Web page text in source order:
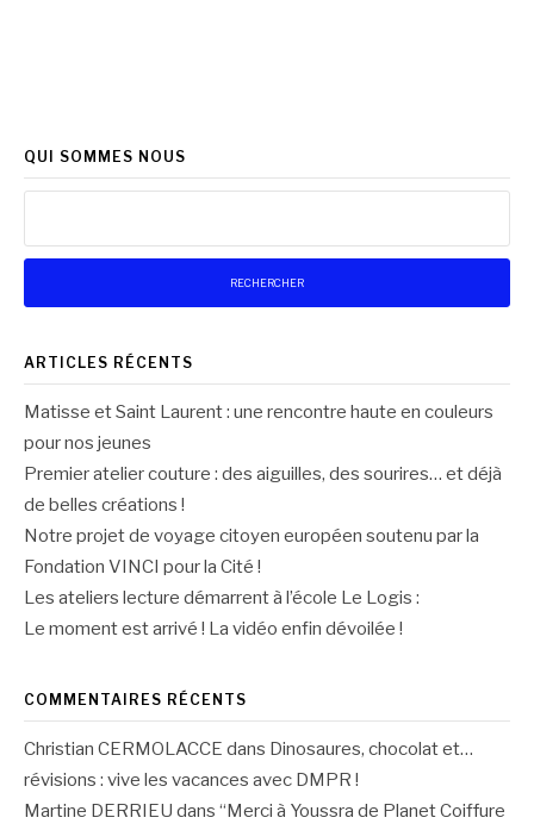
QUI SOMMES NOUS
ARTICLES RÉCENTS
Matisse et Saint Laurent : une rencontre haute en couleurs
pour nos jeunes
Premier atelier couture : des aiguilles, des sourires… et déjà
de belles créations !
Notre projet de voyage citoyen européen soutenu par la
Fondation VINCI pour la Cité !
Les ateliers lecture démarrent à l’école Le Logis :
Le moment est arrivé ! La vidéo enfin dévoilée !
COMMENTAIRES RÉCENTS
Christian CERMOLACCE dans Dinosaures, chocolat et…
révisions : vive les vacances avec DMPR !
Martine DERRIEU dans “Merci à Youssra de Planet Coiffure